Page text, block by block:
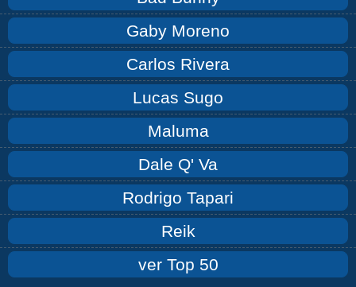
Gaby Moreno
Carlos Rivera
Lucas Sugo
Maluma
Dale Q' Va
Rodrigo Tapari
Reik
ver Top 50